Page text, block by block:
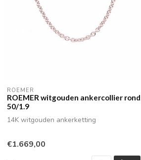
ROEMER
ROEMER witgouden ankercollier rond
50/1.9
14K witgouden ankerketting
€1.669,00